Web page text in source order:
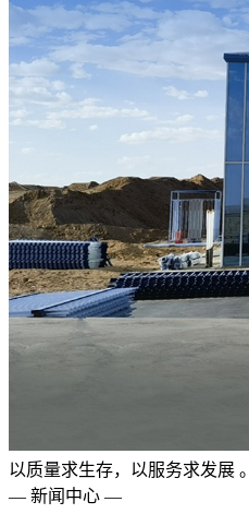
以质量求生存，以服务求发展 。
— 新闻中心 —